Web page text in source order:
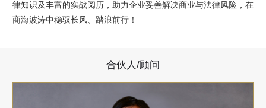
律知识及丰富的实战阅历，助力企业妥善解决商业与法律风险，在
商海波涛中稳驭长风、踏浪前行！
合伙人/顾问